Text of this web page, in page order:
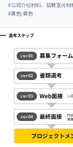
#公司介绍材料、招聘宣传材
#黄色/黄色